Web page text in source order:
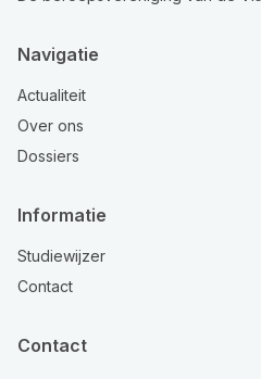
Navigatie
Actualiteit
Over ons
Dossiers
Informatie
Studiewijzer
Contact
Contact